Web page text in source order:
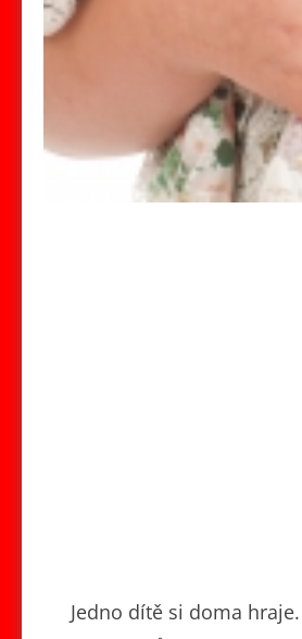
Jedno dítě si doma